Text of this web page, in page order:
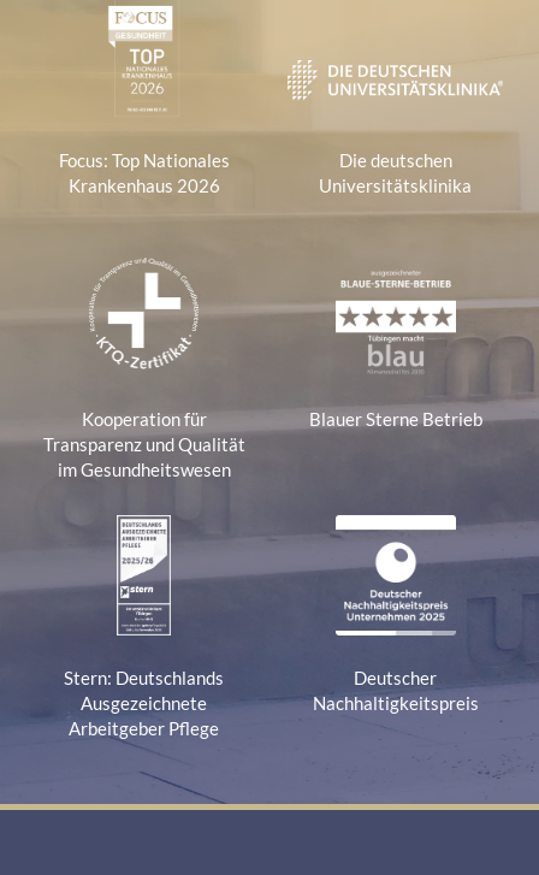
Focus: Top Nationales
Krankenhaus 2026
Die deutschen
Universitätsklinika
Kooperation für
Transparenz und Qualität
im Gesundheitswesen
Blauer Sterne Betrieb
Stern: Deutschlands
Ausgezeichnete
Arbeitgeber Pflege
Deutscher
Nachhaltigkeitspreis